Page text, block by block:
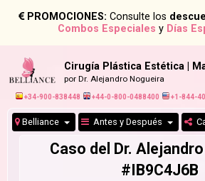
PROMOCIONES: Consulte los
Combos Especiales y Días
Cirugía Plástica Estética |
por Dr. Alejandro Nogueira
+34-900-838448 +44-0-800-0488400 +1-844-
Belliance Antes y Después
Caso del Dr.
#IB9C4J6B